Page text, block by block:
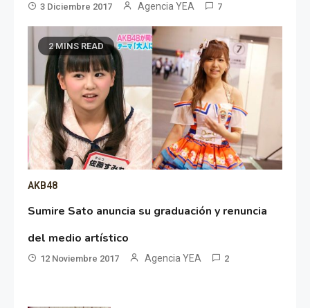
3 Diciembre 2017 Agencia YEA 7
2 MINS READ
AKB48
Sumire Sato anuncia su graduación y renuncia
del medio artístico
12 Noviembre 2017 Agencia YEA 2